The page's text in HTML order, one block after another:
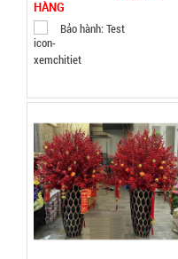
HÀNG
Bảo hành: Test